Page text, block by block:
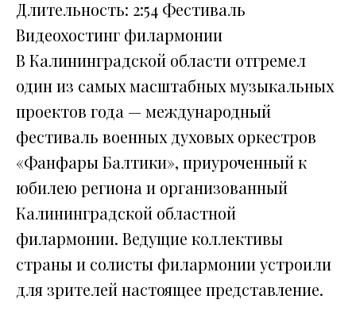
Длительность: 2:54 Фестиваль
Видеохостинг филармонии
В Калининградской области отгремел
один из самых масштабных музыкальных
проектов года — международный
фестиваль военных духовых оркестров
«Фанфары Балтики», приуроченный к
юбилею региона и организованный
Калининградской областной
филармонии. Ведущие коллективы
страны и солисты филармонии устроили
для зрителей настоящее представление.